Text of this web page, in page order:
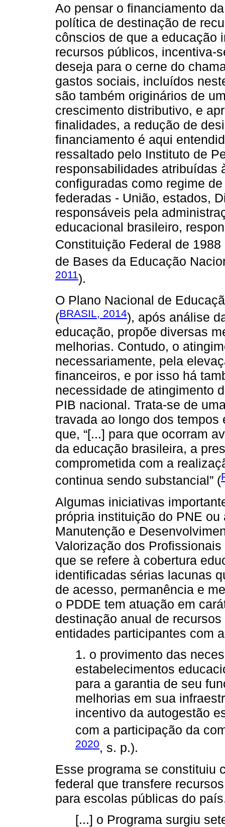
Ao pensar o financiamento
política de destinação de
cônscios de que a educação
recursos públicos, incentiva-
deseja para o cerne do
gastos sociais, incluídos
são também originários de
crescimento distributivo, e
finalidades, a redução de
financiamento é aqui
ressaltado pelo Instituto de
responsabilidades atribuídas
configuradas como regime
federadas - União, estados,
responsáveis pela
educacional brasileiro,
Constituição Federal de 1988
de Bases da Educação
2011).
O Plano Nacional de
(BRASIL, 2014), após análise
educação, propõe diversas
melhorias. Contudo, o
necessariamente, pela
financeiros, e por isso há
necessidade de atingimento
PIB nacional. Trata-se de
travada ao longo dos
que, “[...] para que ocorram
da educação brasileira, a
comprometida com a
continua sendo substancial” (
Algumas iniciativas
própria instituição do PNE
Manutenção e
Valorização dos
que se refere à cobertura
identificadas sérias lacunas
de acesso, permanência e
o PDDE tem atuação em
destinação anual de
entidades participantes com
1. o provimento das
estabelecimentos
para a garantia de seu
melhorias em sua
incentivo da autogestão
com a participação da
2020, s. p.).
Esse programa se constituiu
federal que transfere
para escolas públicas do
[...] o Programa surgiu